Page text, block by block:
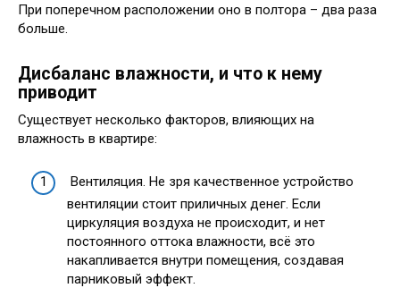
При поперечном расположении оно в полтора – два раза
больше.
Дисбаланс влажности, и что к нему
приводит
Существует несколько факторов, влияющих на
влажность в квартире:
Вентиляция. Не зря качественное устройство
вентиляции стоит приличных денег. Если
циркуляция воздуха не происходит, и нет
постоянного оттока влажности, всё это
накапливается внутри помещения, создавая
парниковый эффект.